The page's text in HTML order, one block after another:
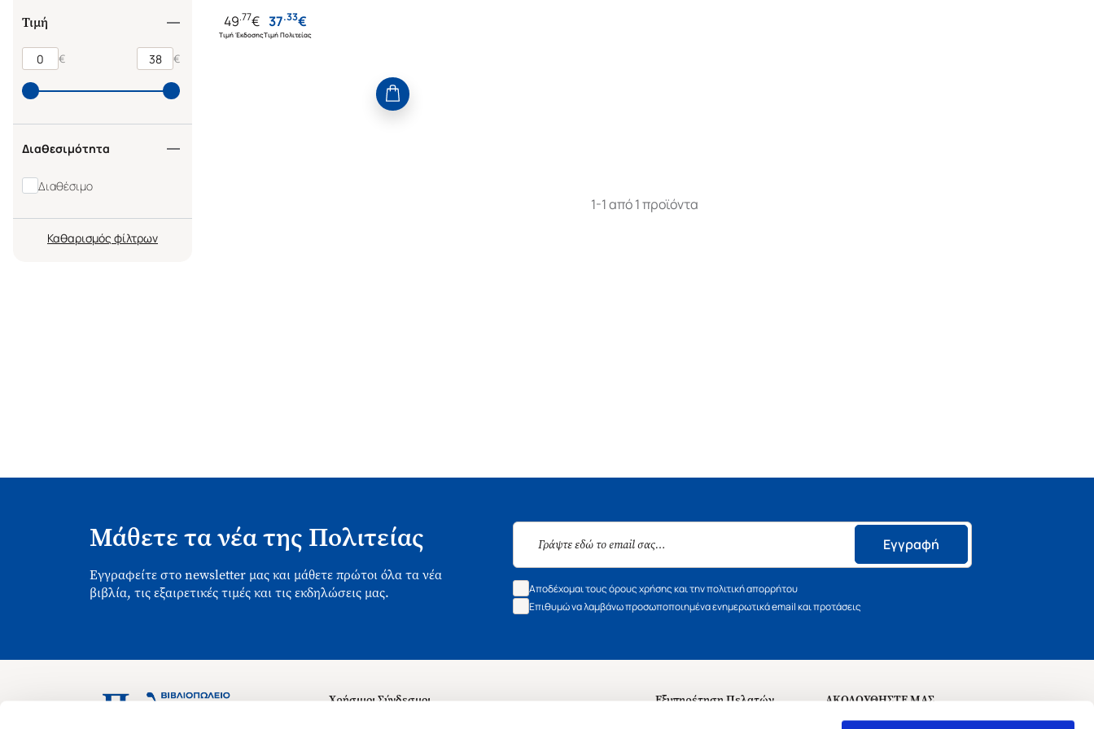
Τιμή
€ €
Διαθεσιμότητα
Διαθέσιμο
Καθαρισμός
49.77€
Τιμή Έκδοσης
37.33€
Τιμή Πολιτείας
1-1 από 1 προϊόντα
Μάθετε τα νέα της Πολιτείας
Εγγραφείτε στο newsletter μας και μάθετε πρώτοι όλα τα νέα
βιβλία, τις εξαιρετικές τιμές και τις εκδηλώσεις μας.
Εγγραφή
Αποδέχομαι τους όρους χρήσης και την πολιτική απορρήτου
Επιθυμώ να λαμβάνω προσωποποιημένα ενημερωτικά email και προτάσεις
Χρήσιμοι Σύνδεσμοι
Εξυπηρέτηση Πελατών
ΑΚΟΛΟΥΘΗΣΤΕ ΜΑΣ